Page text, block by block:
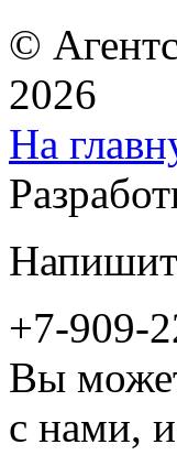
©
2026
На
+7-909-
Вы
с нами,